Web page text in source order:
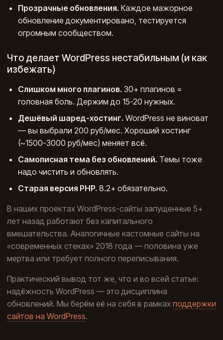
Прозрачные обновления. Каждое мажорное
обновление документировано, тестируется
огромным сообществом.
Что делает WordPress нестабильным (и как
избежать)
Слишком много плагинов. 30+ плагинов =
головная боль. Держим до 15-20 нужных.
Дешёвый шаред-хостинг. WordPress не виноват
— вы выбрали 200 руб/мес. Хороший хостинг
(~1500-3000 руб/мес) меняет всё.
Самописная тема без обновлений. Темы тоже
надо чистить и обновлять.
Старая версия PHP. 8.2+ обязательно.
В наших проектах WordPress-сайты запущенные 5+
лет назад работают без капитального
вмешательства. Аналогичные кастомные сайты на
«современных стеках» 2018 года — половина уже
мертва или требует полного переписывания.
Практический вывод тот же, что и во всей статье:
надёжность WordPress — это дисциплина
обновлений. Мы берём её на себя в рамках поддержки
сайтов на WordPress.